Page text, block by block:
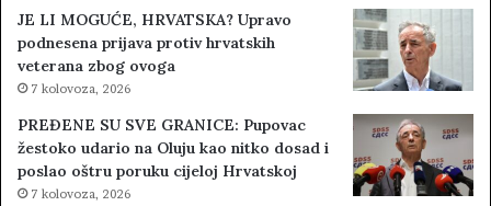
JE LI MOGUĆE, HRVATSKA? Upravo
podnesena prijava protiv hrvatskih
veterana zbog ovoga
7 kolovoza, 2026
PREĐENE SU SVE GRANICE: Pupovac
žestoko udario na Oluju kao nitko dosad i
poslao oštru poruku cijeloj Hrvatskoj
7 kolovoza, 2026